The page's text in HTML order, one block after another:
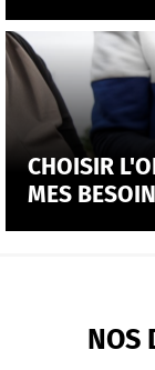
CHOISIR
MES
NOS